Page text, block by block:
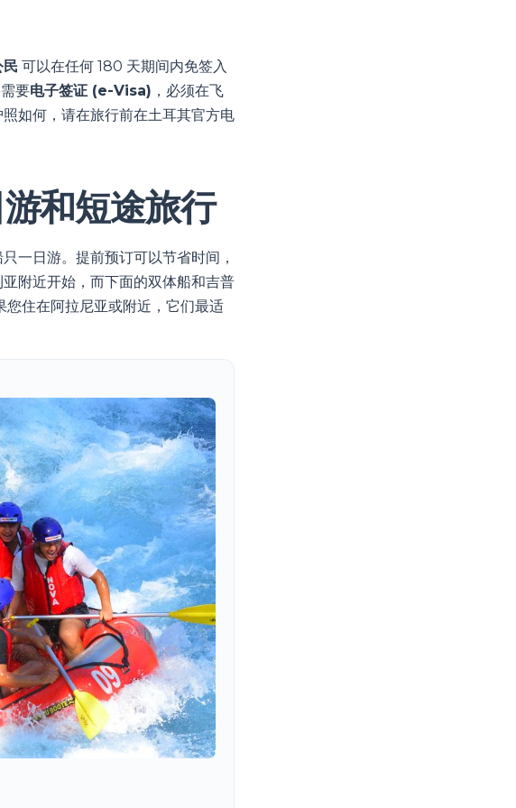
民 可以在任何 180 天期间内免签入
要电子签证 (e-Visa) ，必须在飞
如何，请在旅行前在土耳其官方电
和短途旅行
一日游。提前预订可以节省时间，
附近开始，而下面的双体船和吉普
您住在阿拉尼亚或附近，它们最适